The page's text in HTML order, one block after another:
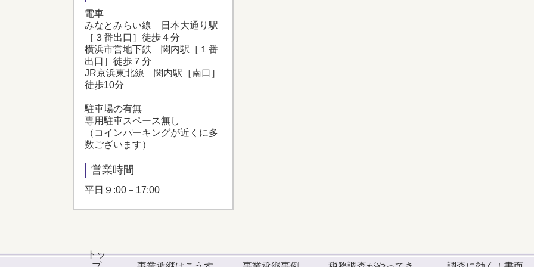
電車
みなとみらい線 日本大通り駅
［３番出口］徒歩４分
横浜市営地下鉄 関内駅［１番
出口］徒歩７分
JR京浜東北線 関内駅［南口］
徒歩10分
駐車場の有無
専用駐車スペース無し
（コインパーキングが近くに多
数ございます）
営業時間
平日９:00－17:00
トッ